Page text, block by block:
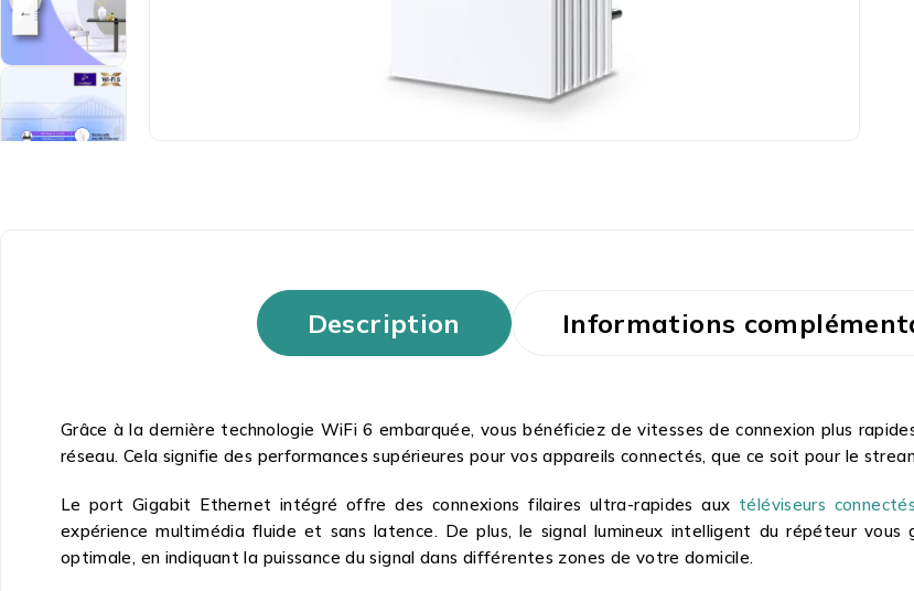
Description Informations
Grâce à la dernière technologie WiFi 6 embarquée, vous bénéficiez de vitesses de connexion plus
réseau. Cela signifie des performances supérieures pour vos appareils connectés, que ce soit pour le
Le port Gigabit Ethernet intégré offre des connexions filaires ultra-rapides aux téléviseurs connectés
expérience multimédia fluide et sans latence. De plus, le signal lumineux intelligent du répéteur
optimale, en indiquant la puissance du signal dans différentes zones de votre domicile.